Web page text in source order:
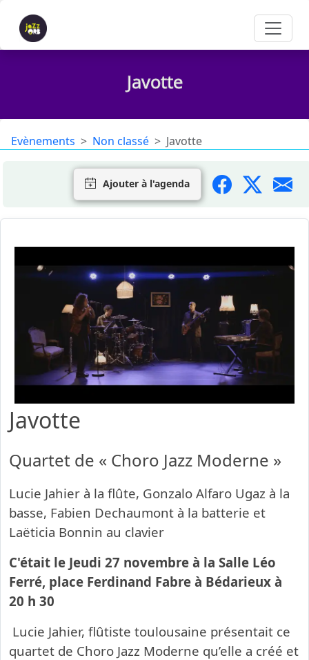
Javotte
Evènements Non classé Javotte
Ajouter à l'agenda
Javotte
Quartet de « Choro Jazz Moderne »
Lucie Jahier à la flûte, Gonzalo Alfaro Ugaz à la
basse, Fabien Dechaumont à la batterie et
Laëticia Bonnin au clavier
C'était le Jeudi 27 novembre à la Salle Léo
Ferré, place Ferdinand Fabre à Bédarieux à
20 h 30
Lucie Jahier, flûtiste toulousaine présentait ce
quartet de Choro Jazz Moderne qu’elle a créé et